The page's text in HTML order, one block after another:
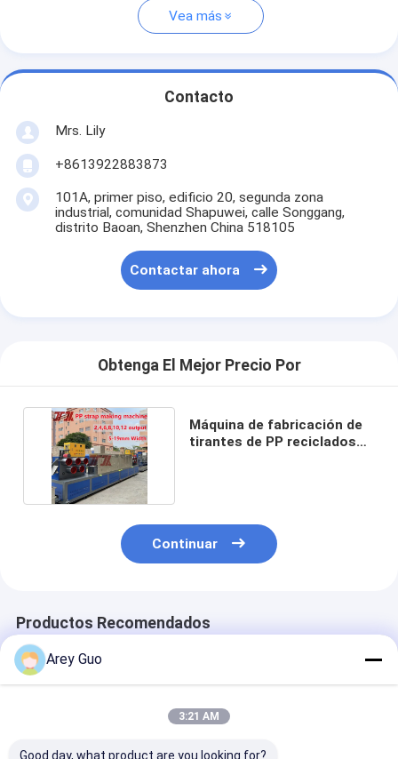
Vea más
Contacto
Mrs. Lily
+8613922883873
101A, primer piso, edificio 20, segunda zona
industrial, comunidad Shapuwei, calle Songgang,
distrito Baoan, Shenzhen China 518105
Contactar ahora
Obtenga El Mejor Precio Por
Máquina de fabricación de
tirantes de PP reciclados
Continuar
Productos Recomendados
Arey Guo
3:21 AM
Good day, what product are you looking for?